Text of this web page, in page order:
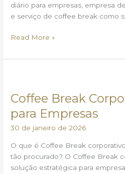
diário para empresas, empresa
e serviço de coffee break como
Read More »
Coffee Break
para Empresas
30 de janeiro de 2026
O que é Coffee Break
tão procurado? O Coffee Break
solução estratégica para
Corporativo
para
Empresas